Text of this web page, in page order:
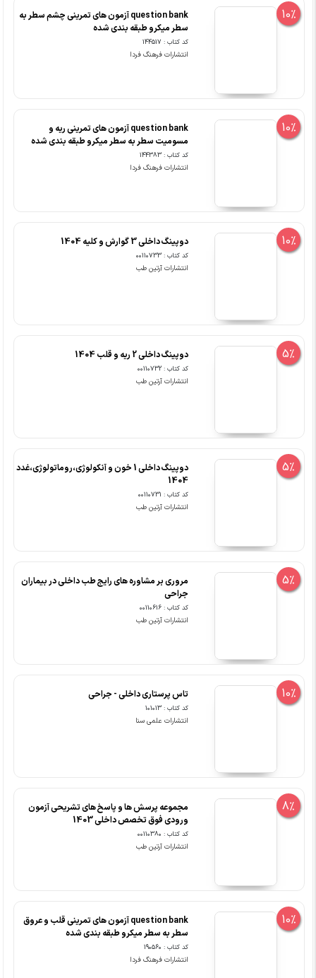
10%
question bank آزمون های تمرینی چشم سطر به
سطر میکرو طبقه بندی شده
کد کتاب : 144517
انتشارات فرهنگ فردا
10%
question bank آزمون های تمرینی ریه و
مسومیت سطر به سطر میکرو طبقه بندی شده
کد کتاب : 144383
انتشارات فرهنگ فردا
10% دوپینگ داخلی 3 گوارش و کلیه 1404
کد کتاب : 00110733
انتشارات آرتین طب
5% دوپینگ داخلی 2 ریه و قلب 1404
کد کتاب : 00110732
انتشارات آرتین طب
5%
دوپینگ داخلی 1 خون و آنکولوژی،روماتولوژی،غدد
1404
کد کتاب : 00110731
انتشارات آرتین طب
5%
مروری بر مشاوره های رایج طب داخلی در بیماران
جراحی
کد کتاب : 00110616
انتشارات آرتین طب
10% تاس پرستاری داخلی - جراحی
کد کتاب : 101013
انتشارات علمی سنا
8%
مجموعه پرسش ها و پاسخ های تشریحی آزمون
ورودی فوق تخصص داخلی 1403
کد کتاب : 00110380
انتشارات آرتین طب
10%
question bank آزمون های تمرینی قلب و عروق
سطر به سطر میکرو طبقه بندی شده
کد کتاب : 190560
انتشارات فرهنگ فردا